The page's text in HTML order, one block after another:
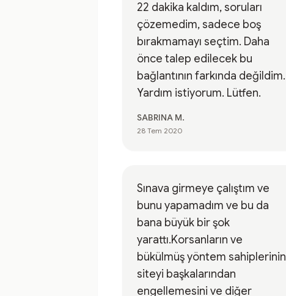
22 dakika kaldım, soruları
çözemedim, sadece boş
bırakmamayı seçtim. Daha
önce talep edilecek bu
bağlantının farkında değildim.
Yardım istiyorum. Lütfen.
SABRINA M.
28 Tem 2020
Sınava girmeye çalıştım ve
bunu yapamadım ve bu da
bana büyük bir şok
yarattı.Korsanların ve
bükülmüş yöntem sahiplerinin
siteyi başkalarından
engellemesini ve diğer